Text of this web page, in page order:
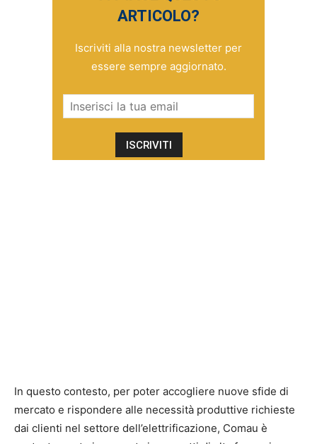
ARTICOLO?
Iscriviti alla nostra newsletter per
essere sempre aggiornato.
In questo contesto, per poter accogliere nuove sfide di
mercato e rispondere alle necessità produttive richieste
dai clienti nel settore dell’elettrificazione, Comau è